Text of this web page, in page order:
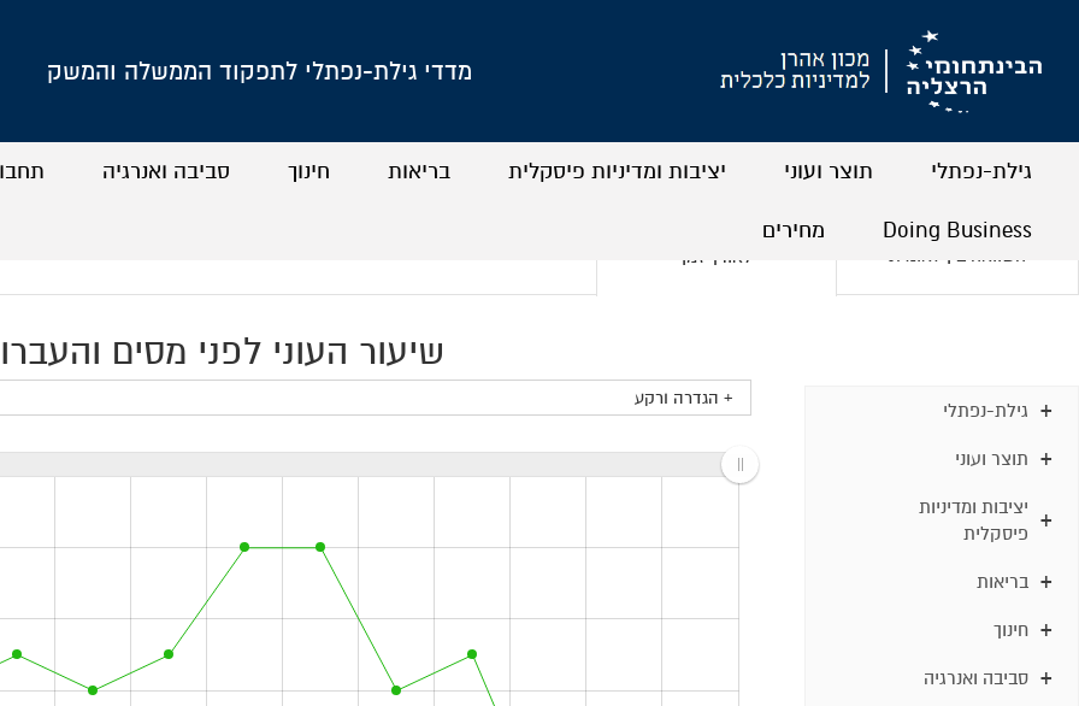
מדדי גילת-נפתלי לתפקוד הממשלה והמשק
גילת-נפתלי תוצר ועוני יציבות ומדיניות פיסקלית בריאות חינוך סביבה ואנרגיה
Doing Business מחירים
השוואה בין לאומית לאורך זמן
גילת-נפתלי
תוצר ועוני
יציבות ומדיניות
פיסקלית
בריאות
חינוך
סביבה ואנרגיה
שיעור העוני לפני מסים והעברות (2015-
+ הגדרה ורקע